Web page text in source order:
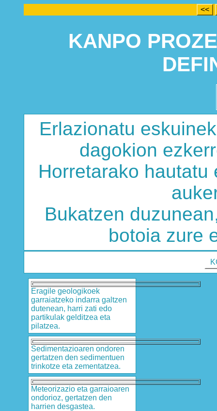
<<
KANPO
Erlazionatu
dagokion
Horretarako
Bukatzen
botoia zure
Eragile geologikoek
garraiatzeko indarra galtzen
dutenean, harri zati edo
partikulak gelditzea eta
pilatzea.
Sedimentazioaren ondoren
gertatzen den sedimentuen
trinkotze eta zementatzea.
Meteorizazio eta garraioaren
ondorioz, gertatzen den
harrien desgastea.